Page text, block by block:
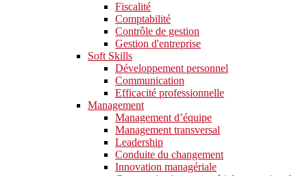
Fiscalité
Comptabilité
Contrôle de gestion
Gestion d'entreprise
Soft Skills​
Développement personnel
Communication
Efficacité professionnelle
Management
Management d’équipe
Management transversal
Leadership
Conduite du changement
Innovation managériale